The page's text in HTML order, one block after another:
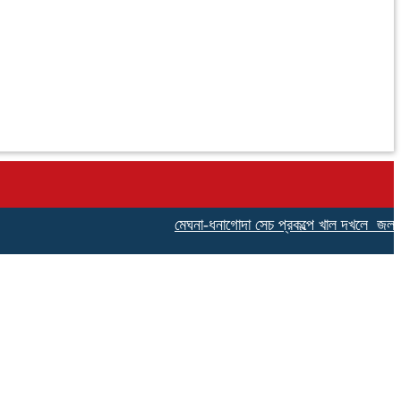
মেঘনা-ধনাগোদা সেচ প্রকল্পে খাল দখলে